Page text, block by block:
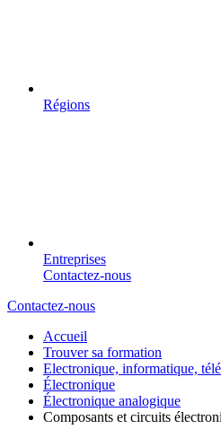
Régions
Entreprises
Contactez-nous
Contactez-nous
Accueil
Trouver sa formation
Electronique, informatique,
Électronique
Électronique analogique
Composants et circuits